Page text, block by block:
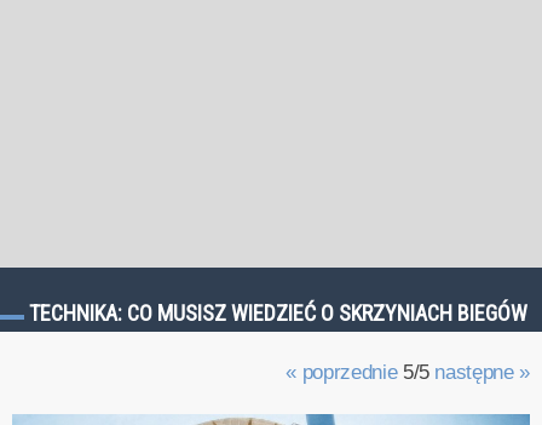
TECHNIKA: CO MUSISZ WIEDZIEĆ O SKRZYNIACH BIEGÓW
« poprzednie5/5 następne »